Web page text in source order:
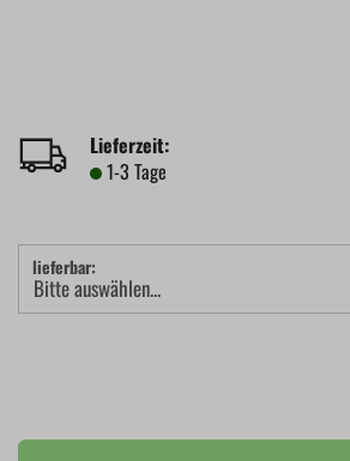
Lieferzeit:
1-3 Tage
lieferbar: